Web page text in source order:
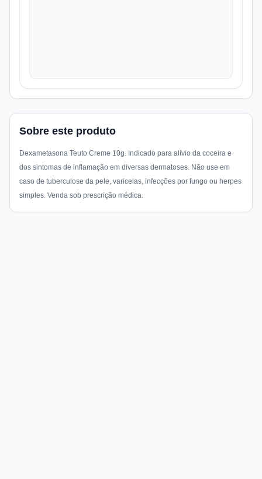
Sobre este produto
Dexametasona Teuto Creme 10g. Indicado para alívio da coceira e
dos sintomas de inflamação em diversas dermatoses. Não use em
caso de tuberculose da pele, varicelas, infecções por fungo ou herpes
simples. Venda sob prescrição médica.